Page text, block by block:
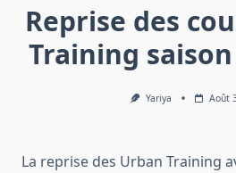
Reprise des
Training
Yariya Août
La reprise des Urban Training